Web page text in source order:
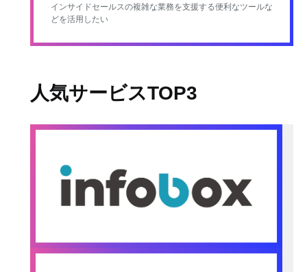
インサイドセールスの複雑な業務を支援する便利なツールな
どを活用したい
人気サービスTOP3